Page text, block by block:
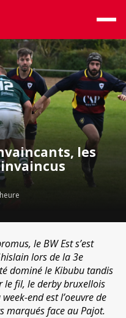
les
le BW Est s’est
lors de la 3e
dominé le Kibubu tandis
le fil, le derby bruxellois
end est l’oeuvre de
marqués face au Pajot.